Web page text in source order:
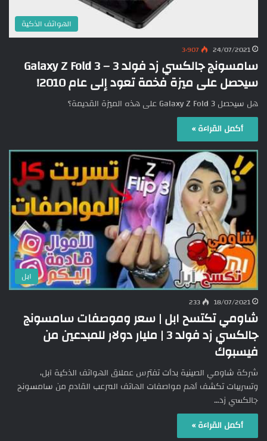
الهواتف الذكية
24/07/2021 3٬907
سامسونج جالكسي زد فولد 3 – Galaxy Z Fold 3
سيحصل على ميزة فخمة تعود إلى عام 2010!
هل سيحصل Galaxy Z Fold 3 على هذه الميزة القديمة؟
أكمل القراءة »
ابل
18/07/2021
233
شاومي تكتسح ابل | سعر وموصفات سامسونج
جالكسي زد فولد 3 | مليار دولار للمبدعين من
فيسبوك
شركة شاومي الصينية بدأت تفترس عملاق الهواتف الذكية آبل،
وتسريبات تكشف أهم مواصفات الهاتف المرعب القادم من سامسونج
جالكسي زد…
أكمل القراءة »